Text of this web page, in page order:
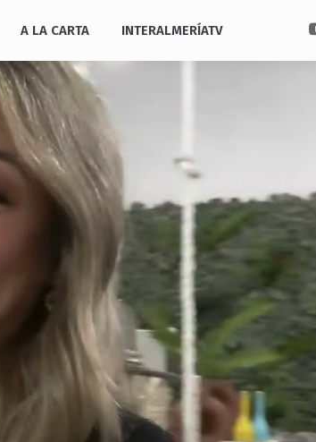
A LA CARTA INTERALMERÍATV